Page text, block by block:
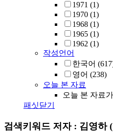
1971 (1)
1970 (1)
1968 (1)
1965 (1)
1962 (1)
작성언어
한국어
영어 (238)
오늘 본 자료
오늘 본 자료
패싯닫기
검색키워드 저자 : 김영하